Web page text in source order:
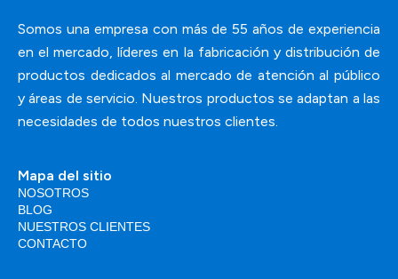
Somos una empresa con más de 55 años de experiencia
en el mercado, líderes en la fabricación y distribución de
productos dedicados al mercado de atención al público
y áreas de servicio. Nuestros productos se adaptan a las
necesidades de todos nuestros clientes.
Mapa del sitio
NOSOTROS
BLOG
NUESTROS CLIENTES
CONTACTO